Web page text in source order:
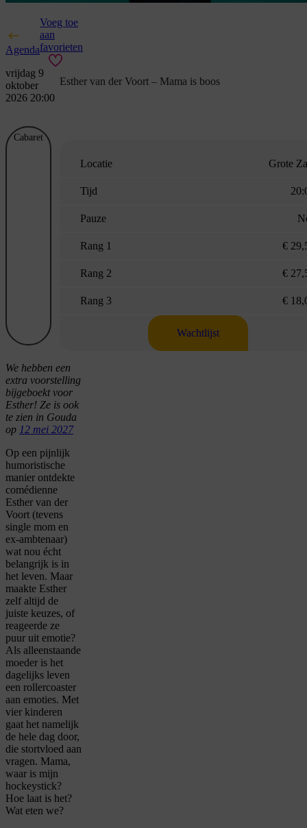
Agenda
Voeg toe
aan
favorieten
vrijdag 9
oktober
2026 20:00
Esther van der Voort – Mama is boos
Cabaret
Locatie Grote
Tijd
Pauze
Rang 1 €
Rang 2 €
Rang 3 €
Wachtlijst
We hebben een
extra voorstelling
bijgeboekt voor
Esther! Ze is ook
te zien in Gouda
op 12 mei 2027
Op een pijnlijk
humoristische
manier ontdekte
comédienne
Esther van der
Voort (tevens
single mom en
ex-ambtenaar)
wat nou écht
belangrijk is in
het leven. Maar
maakte Esther
zelf altijd de
juiste keuzes, of
reageerde ze
puur uit emotie?
Als alleenstaande
moeder is het
dagelijks leven
een rollercoaster
aan emoties. Met
vier kinderen
gaat het namelijk
de hele dag door,
die stortvloed aan
vragen. Mama,
waar is mijn
hockeystick?
Hoe laat is het?
Wat eten we?